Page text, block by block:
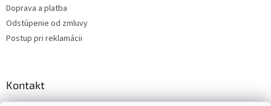
Doprava a platba
Odstúpenie od zmluvy
Postup pri reklamácii
Kontakt